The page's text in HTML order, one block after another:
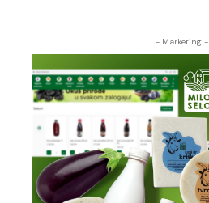
- Marketing -